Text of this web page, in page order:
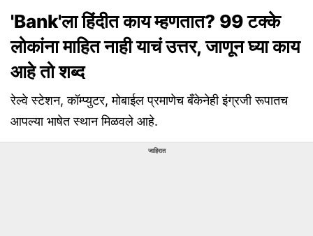
​'Bank'ला हिंदीत काय म्हणतात? 99 टक्के
लोकांना माहित नाही याचं उत्तर, जाणून घ्या काय
आहे तो शब्द
रेल्वे स्टेशन, कॉम्प्युटर, मोबाईल प्रमाणेच बँकेनेही इंग्रजी रूपातच
आपल्या भाषेत स्थान मिळवले आहे.
जाहिरात